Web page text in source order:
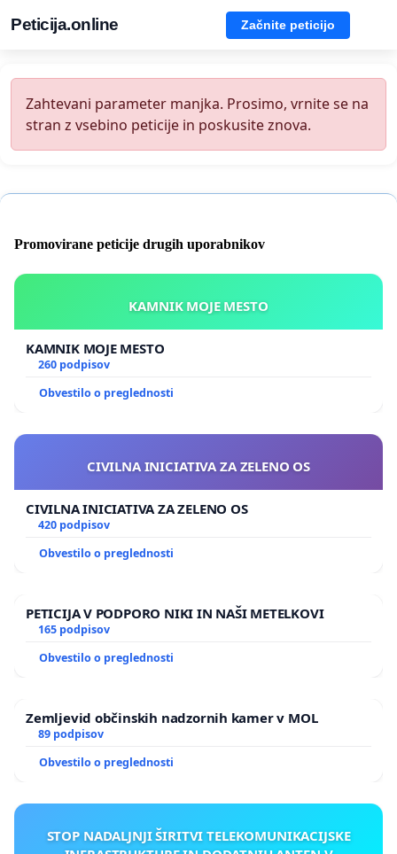
Peticija.online Začnite peticijo
Zahtevani parameter manjka. Prosimo, vrnite se na
stran z vsebino peticije in poskusite znova.
Promovirane peticije drugih uporabnikov
KAMNIK MOJE MESTO
KAMNIK MOJE MESTO
260 podpisov
Obvestilo o preglednosti
CIVILNA INICIATIVA ZA ZELENO OS
CIVILNA INICIATIVA ZA ZELENO OS
420 podpisov
Obvestilo o preglednosti
PETICIJA V PODPORO NIKI IN NAŠI METELKOVI
165 podpisov
Obvestilo o preglednosti
Zemljevid občinskih nadzornih kamer v MOL
89 podpisov
Obvestilo o preglednosti
STOP NADALJNJI ŠIRITVI TELEKOMUNIKACIJSKE